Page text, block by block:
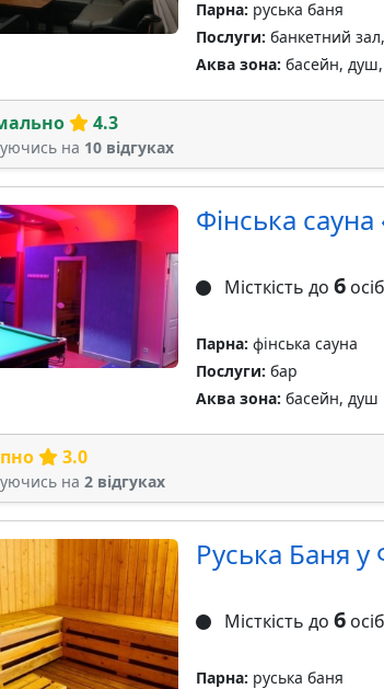
Парна: руська баня
Послуги: банкетний
Аква зона: басейн, душ,
4.3
на 10 відгуках
Фінська
Місткість до 6осіб
Парна: фінська сауна
Послуги: бар
Аква зона: басейн, душ
3.0
на 2 відгуках
Руська Баня у
Місткість до 6осіб
Парна: руська баня